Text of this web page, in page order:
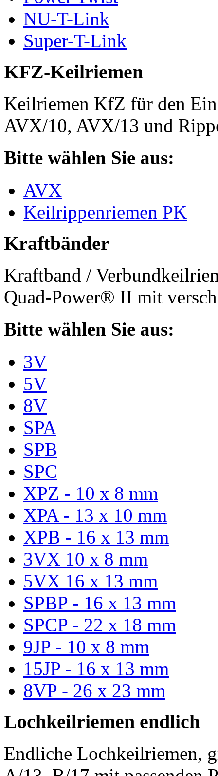
NU-T-Link
Super-T-Link
KFZ-Keilriemen
Keilriemen KfZ für den
AVX/10, AVX/13 und
Bitte wählen Sie aus:
AVX
Keilrippenriemen PK
Kraftbänder
Kraftband /
Quad-Power® II mit
Bitte wählen Sie aus:
3V
5V
8V
SPA
SPB
SPC
XPZ - 10 x 8 mm
XPA - 13 x 10 mm
XPB - 16 x 13 mm
3VX 10 x 8 mm
5VX 16 x 13 mm
SPBP - 16 x 13 mm
SPCP - 22 x 18 mm
9JP - 10 x 8 mm
15JP - 16 x 13 mm
8VP - 26 x 23 mm
Lochkeilriemen endlich
Endliche Lochkeilriemen,